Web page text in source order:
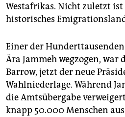
Westafrikas. Nicht zuletzt
historisches
Einer der
Ära Jammeh wegzogen, war
Barrow, jetzt der neue
Wahlniederlage. Während
die Amtsübergabe
knapp 50.000 Menschen